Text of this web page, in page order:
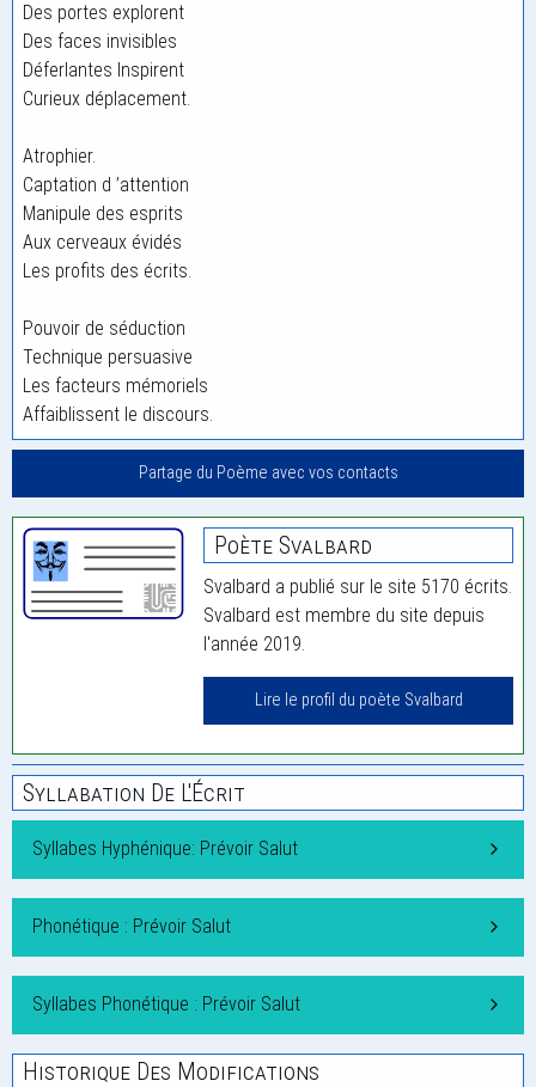
Des portes explorent
Des faces invisibles
Déferlantes Inspirent
Curieux déplacement.
Atrophier.
Captation d ’attention
Manipule des esprits
Aux cerveaux évidés
Les profits des écrits.
Pouvoir de séduction
Technique persuasive
Les facteurs mémoriels
Affaiblissent le discours.
Partage du Poème avec vos contacts
Poète Svalbard
Svalbard a publié sur le site 5170 écrits.
Svalbard est membre du site depuis
l'année 2019.
Lire le profil du poète Svalbard
Syllabation De L'Écrit
Syllabes Hyphénique: Prévoir Salut
Phonétique : Prévoir Salut
Syllabes Phonétique : Prévoir Salut
Historique Des Modifications